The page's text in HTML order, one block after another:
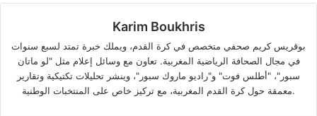
Karim Boukhris
بوقريس كريم صحفي متخصص في كرة القدم، ويملك خبرة تمتد لسبع سنوات
في مجال الصحافة الرياضية المغربية. تعاون مع وسائل إعلام مثل "لو ماتان
سبور"، "أطلس فوت" و"راديو ماروك سبور"، وينشر تحليلات تكتيكية وتقارير
معمقة حول كرة القدم المغربية، مع تركيز خاص على المنتخبات الوطنية.